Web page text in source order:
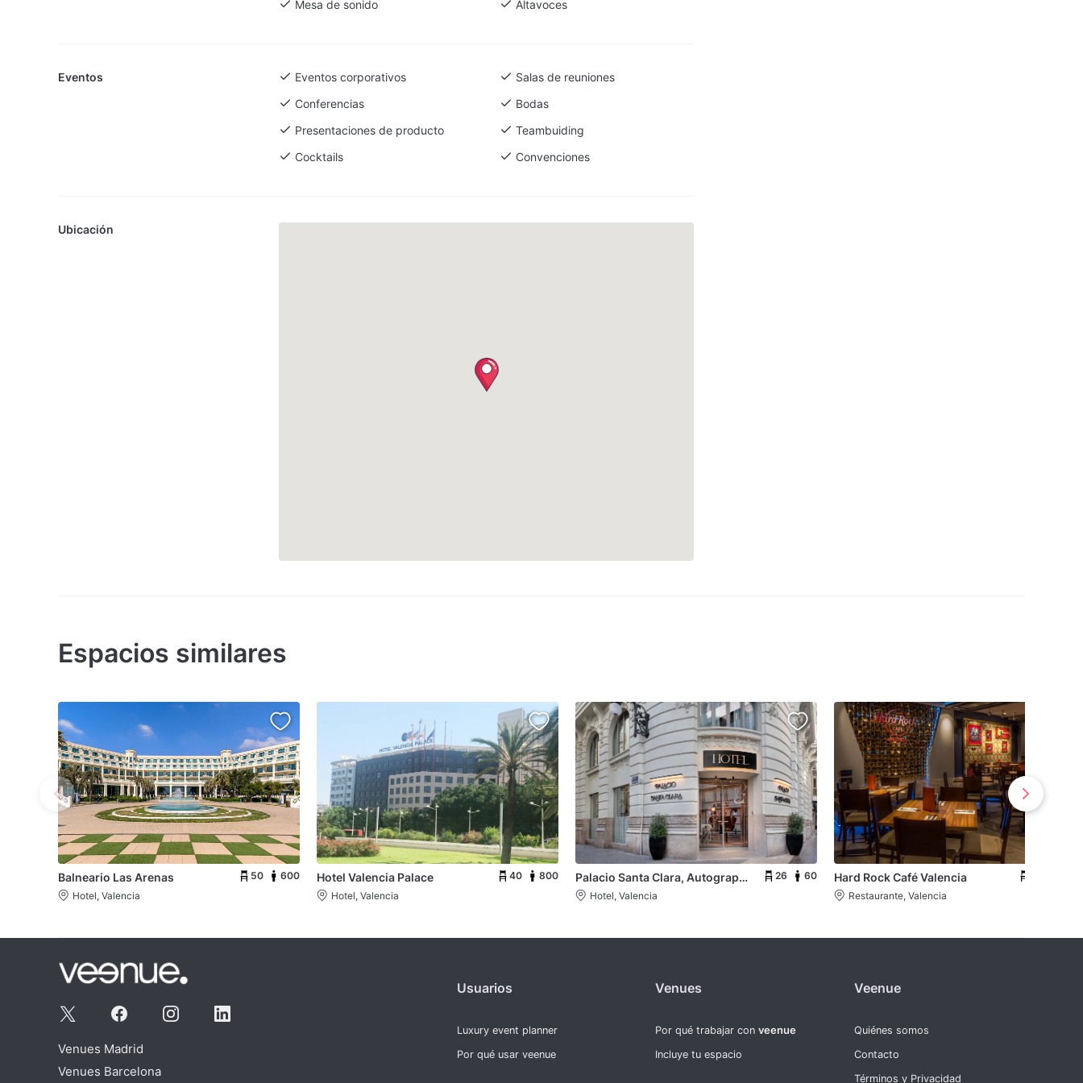
Mesa de sonido
Altavoces
Eventos Eventos corporativos
Salas de reuniones
Conferencias
Bodas
Presentaciones de producto
Teambuiding
Cocktails
Convenciones
Ubicación
Espacios similares
Balneario Las Arenas 50
600
Hotel, Valencia
Hotel Valencia Palace 40
800
Hotel, Valencia
Palacio Santa Clara, Autograph Collection 26
60
Hotel, Valencia
Hard Rock Café Valencia
Restaurante, Valencia
Venues Madrid
Venues Barcelona
Usuarios
Luxury event planner
Por qué usar veenue
Venues
Por qué trabajar conveenue
Incluye tu espacio
Veenue
Quiénes somos
Contacto
Términos y Privacidad